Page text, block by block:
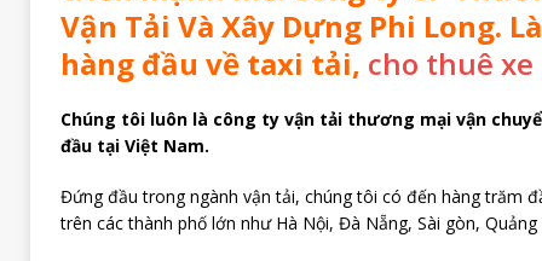
Vận Tải Và Xây Dựng Phi Long.
hàng đầu về taxi tải, cho thuê
Chúng tôi luôn là công ty vận tải thương mại vận
đầu tại Việt Nam.
Đứng đầu trong ngành vận tải, chúng tôi có đến hàng trăm
trên các thành phố lớn như Hà Nội, Đà Nẵng, Sài gòn, Quảng